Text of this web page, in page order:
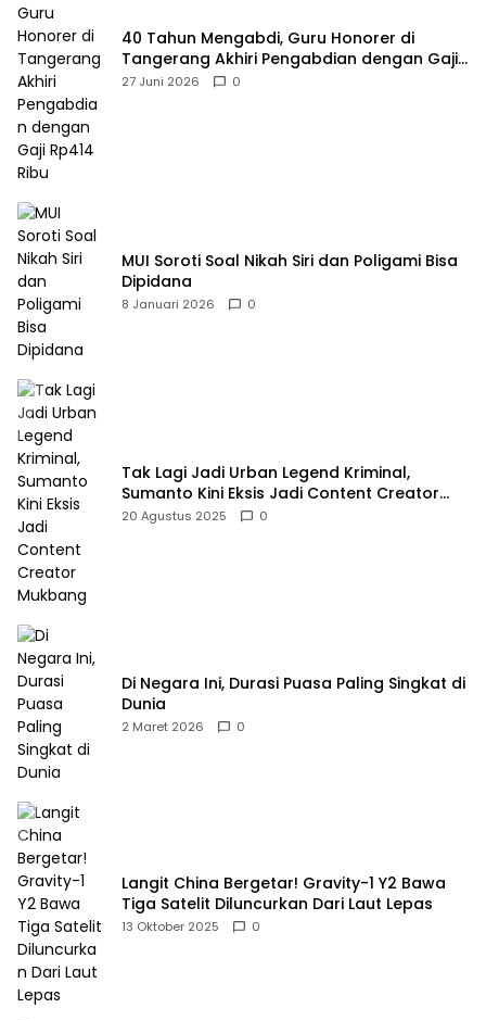
40 Tahun Mengabdi, Guru Honorer di
Tangerang Akhiri Pengabdian dengan Gaji
Rp414 Ribu
27 Juni 2026 0
MUI Soroti Soal Nikah Siri dan Poligami Bisa
Dipidana
8 Januari 2026 0
Tak Lagi Jadi Urban Legend Kriminal,
Sumanto Kini Eksis Jadi Content Creator
Mukbang
20 Agustus 2025 0
Di Negara Ini, Durasi Puasa Paling Singkat di
Dunia
2 Maret 2026 0
Langit China Bergetar! Gravity-1 Y2 Bawa
Tiga Satelit Diluncurkan Dari Laut Lepas
13 Oktober 2025 0